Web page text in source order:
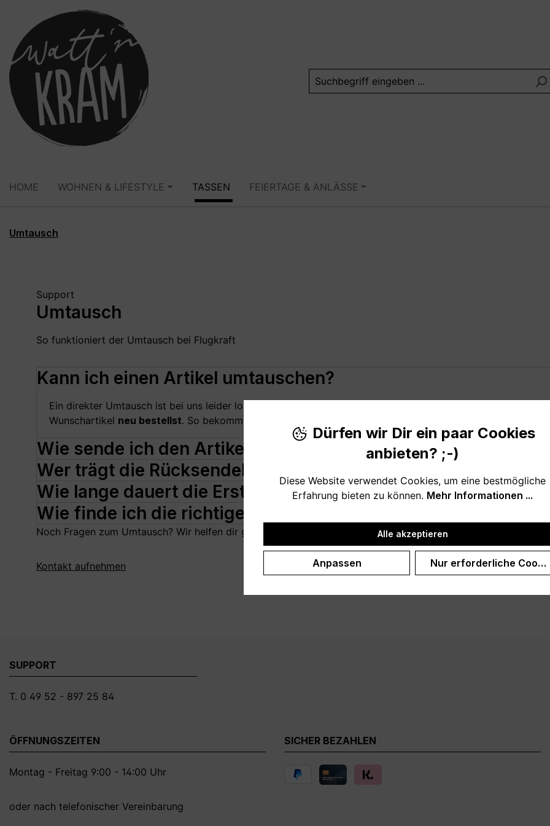
Zur Hauptnavigation springen
HOME WOHNEN & LIFESTYLE TASSEN FEIERTAGE & ANLÄSSE
Umtausch
Support
Umtausch
So funktioniert der Umtausch bei Flugkraft
Kann ich einen Artikel umtauschen?
Ein direkter Umtausch ist bei uns leider logistisch schwierig. Am schnellsten geht es, wenn du den Artikel
Wunschartikel neu bestellst. So bekommst du dein Lieblingsteil in der richtigen Größe oder Farbe am
Wie sende ich den Artikel zurück?
Wer trägt die Rücksendekosten?
Wie lange dauert die Erstattung?
Wie finde ich die richtige Größe?
Noch Fragen zum Umtausch? Wir helfen dir gerne!
Kontakt aufnehmen
SUPPORT
T. 0 49 52 - 897 25 84
ÖFFNUNGSZEITEN
Montag - Freitag 9:00 - 14:00 Uhr
oder nach telefonischer Vereinbarung
SICHER BEZAHLEN
Dürfen wir Dir ein paar Cookies
anbieten? ;-)
Diese Website verwendet Cookies, um eine bestmögliche
Erfahrung bieten zu können. Mehr Informationen ...
Alle akzeptieren
Anpassen Nur erforderliche